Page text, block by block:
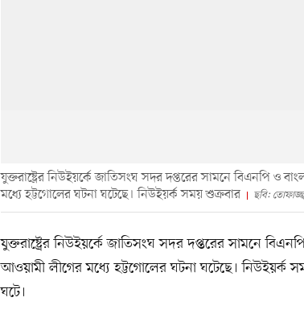
যুক্তরাষ্ট্রের নিউইয়র্কে জাতিসংঘ সদর দপ্তরের সামনে বিএনপি ও
মধ্যে হট্টগোলের ঘটনা ঘটেছে। নিউইয়র্ক সময় শুক্রবার
ছবি:
যুক্তরাষ্ট্রের নিউইয়র্কে জাতিসংঘ সদর দপ্তরের সামনে
আওয়ামী লীগের মধ্যে হট্টগোলের ঘটনা ঘটেছে। নিউইয়র্ক
ঘটে।